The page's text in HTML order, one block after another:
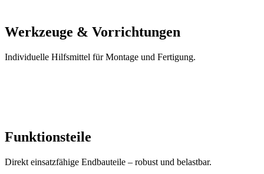
Werkzeuge & Vorrichtungen
Individuelle Hilfsmittel für Montage und Fertigung.
Funktionsteile
Direkt einsatzfähige Endbauteile – robust und belastbar.